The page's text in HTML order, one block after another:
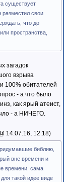
существует
разместил свои
что до
пространства,
загадок
взрыва
100% обитателей
- а что было
как ярый атеист,
- а НИЧЕГО.
14.07.16, 12:18
библию,
вне времени и
времени. сама
такой идее виде